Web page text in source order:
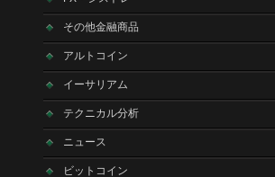
その他金融商品
アルトコイン
イーサリアム
テクニカル分析
ニュース
ビットコイン